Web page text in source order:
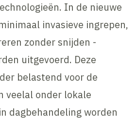
In de nieuwe
invasieve ingrepen,
zonder snijden -
uitgevoerd. Deze
belastend voor de
veelal onder lokale
dagbehandeling worden